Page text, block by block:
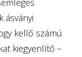
ásványi
kellő számú
kiegyenlítő –